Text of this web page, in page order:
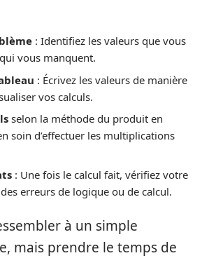
: Identifiez les valeurs que vous
vous manquent.
: Écrivez les valeurs de manière
vos calculs.
selon la méthode du produit en
soin d’effectuer les multiplications
: Une fois le calcul fait, vérifiez votre
erreurs de logique ou de calcul.
à un simple
mais prendre le temps de